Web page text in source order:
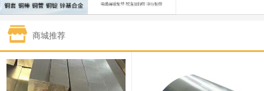
1#白银 15,170—15,180 15,175 615
钯金
1#钴 331,000—351,000
1#锑 88,000—94,000 91,000
商城推荐